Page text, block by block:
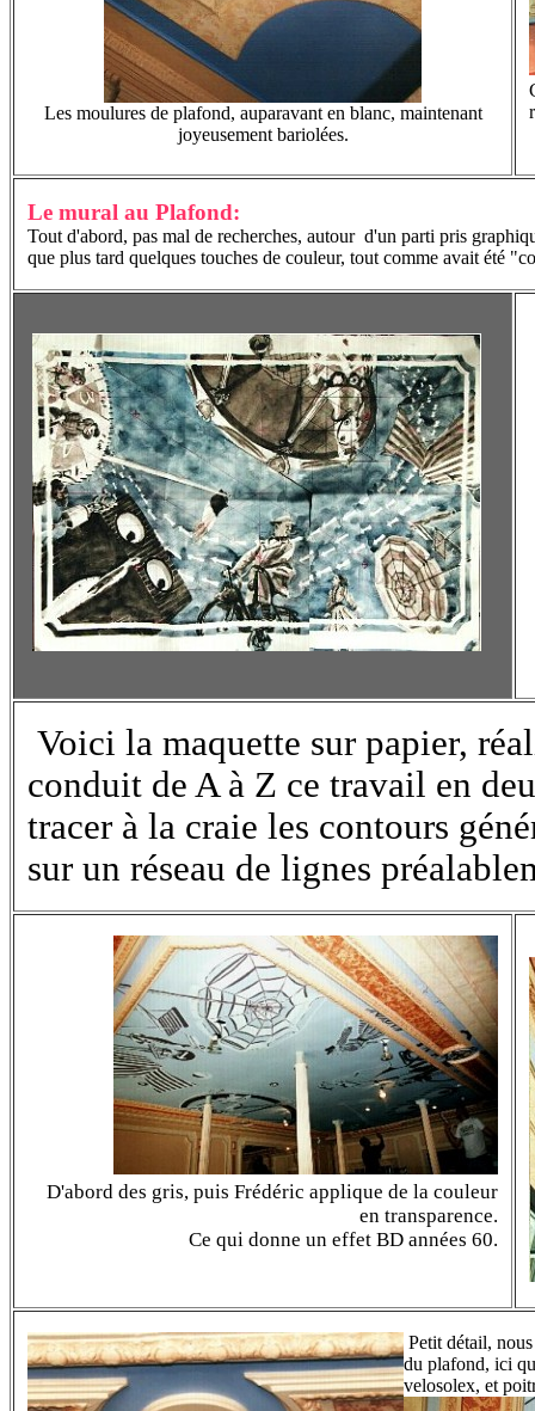
Les moulures de plafond, auparavant en blanc, maintenant
joyeusement bariolées.
Le mural au Plafond:
Tout d'abord, pas mal de recherches, autour d'un parti pris
que plus tard quelques touches de couleur, tout comme avait été
Voici la maquette sur papier,
conduit de A à Z ce travail en
tracer à la craie les contours
sur un réseau de lignes
D'abord des gris, puis Frédéric applique de la couleur
en transparence.
Ce qui donne un effet BD années 60.
Petit détail,
du plafond, ici
velosolex, et